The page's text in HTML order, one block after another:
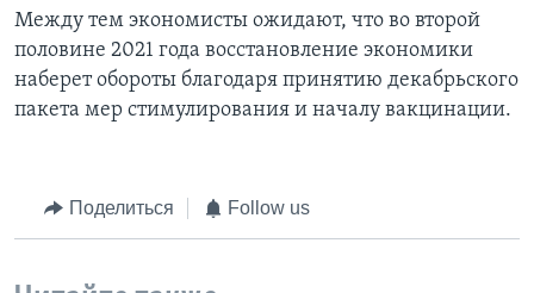
Между тем экономисты ожидают, что во второй
половине 2021 года восстановление экономики
наберет обороты благодаря принятию декабрьского
пакета мер стимулирования и началу вакцинации.
Поделиться Follow us